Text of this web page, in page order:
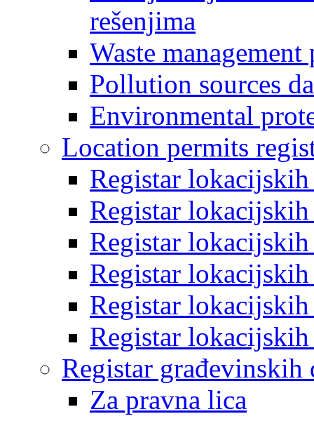
rešenjima
Waste management
Pollution sources
Environmental
Location permits
Registar
Registar
Registar
Registar
Registar
Registar
Registar građevinskih
Za pravna lica